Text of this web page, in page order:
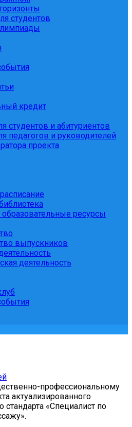
студентов
кредит
студентов и абитуриентов
педагогов и руководителей
проекта
ресурсы
выпускников
деятельность
профессиональному
актуализированного
стандарта «Специалист по